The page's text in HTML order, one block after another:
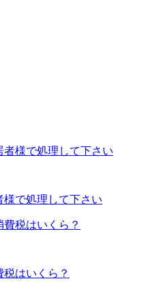
で処理して下さい
はいくら？